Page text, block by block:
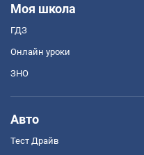
Моя школа
ГДЗ
Онлайн уроки
ЗНО
Авто
Тест Драйв